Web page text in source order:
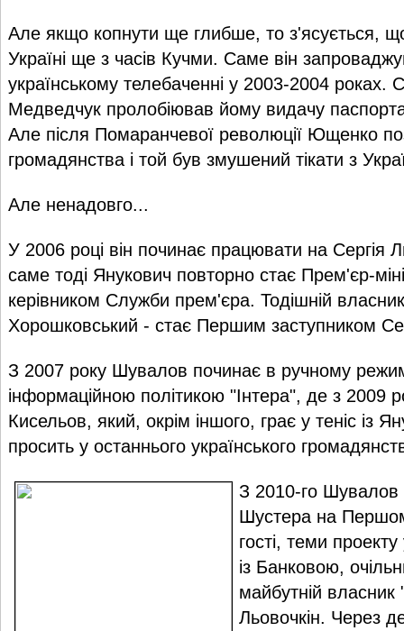
Але якщо копнути ще глибше, то з'ясується,
Україні ще з часів Кучми. Саме він
українському телебаченні у 2003-2004 роках.
Медведчук пролобіював йому видачу
Але після Помаранчевої революції Ющенко
громадянства і той був змушений тікати з
Але ненадовго...
У 2006 році він починає працювати на Сергія
саме тоді Янукович повторно стає Прем'єр-
керівником Служби прем'єра. Тодішній
Хорошковський - стає Першим заступником
З 2007 року Шувалов починає в ручному
інформаційною політикою "Інтера", де з 2009
Кисельов, який, окрім іншого, грає у теніс із
просить у останнього українського
З 2010-го Шувалов
Шустера на
гості, теми
із Банковою,
майбутній власник
Льовочкін. Через